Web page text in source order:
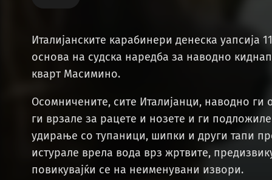
Италијанските карабинери денеска уапсија
основа на судска наредба за наводно
кварт Масимино.
Осомничените, сите Италијанци, наводно
ги врзале за рацете и нозете и ги
удирање со тупаници, шипки и други тапи
истурале врела вода врз жртвите,
повикувајќи се на неименувани извори.